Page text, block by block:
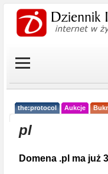
the:protocol Aukcje
pl
Domena .pl ma już